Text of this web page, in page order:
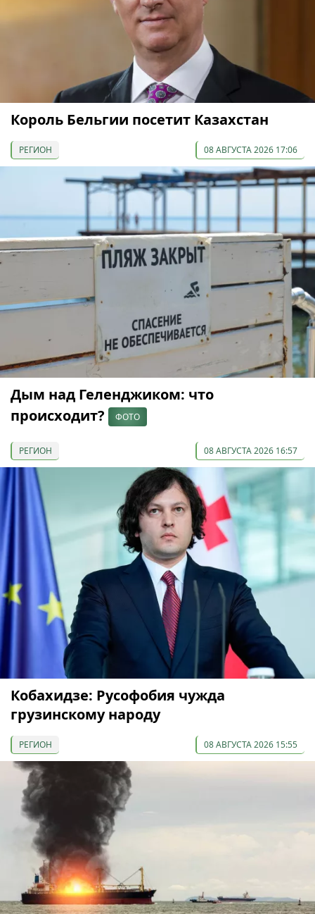
Король Бельгии посетит Казахстан
РЕГИОН 08 АВГУСТА 2026 17:06
Дым над Геленджиком: что
происходит?
ФОТО
РЕГИОН 08 АВГУСТА 2026 16:57
Кобахидзе: Русофобия чужда
грузинскому народу
РЕГИОН 08 АВГУСТА 2026 15:55